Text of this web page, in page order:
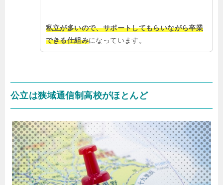
私立が多いので、サポートしてもらいながら卒業
できる仕組みになっています。
公立は狭域通信制高校がほとんど